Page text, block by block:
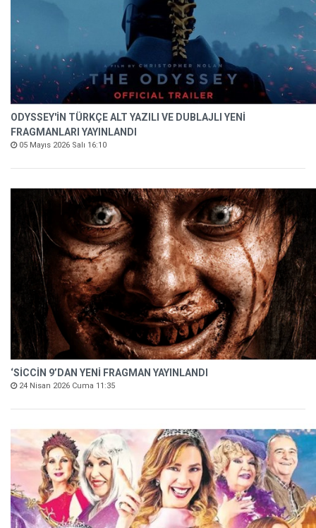
ODYSSEY'İN TÜRKÇE ALT YAZILI VE DUBLAJLI YENİ
FRAGMANLARI YAYINLANDI
05 Mayıs 2026 Salı 16:10
‘SİCCİN 9’DAN YENİ FRAGMAN YAYINLANDI
24 Nisan 2026 Cuma 11:35